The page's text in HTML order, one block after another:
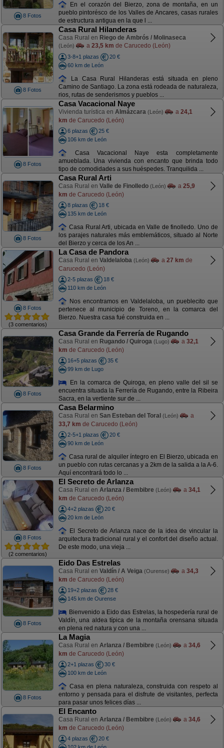
8 Fotos
En el corazón del Bierzo, zona de montaña, en un
pueblo pintorésco de los Valles de Ancares, casas rurales
de estructura antigua en la que l ...
8 Fotos
Casa Rural Hilanderas
Casa Rural en Riego de Ambrós / Molinaseca
(León) a 23,5 km de Carucedo (León)
3-8+1 plazas
20 €
60 km de León
La Casa Rural Hilanderas está situada en pleno
Camino de Santiago. La zona está rodeada de naturaleza,
rios, rutas de senderismos y pueblos ...
8 Fotos
Casa Vacacional Naye
Vivienda turística en Almázcara (León) a 24,1
km de Carucedo (León)
6 plazas
25 €
106 km de León
Casa Vacacional Naye esta completamente
amueblada. Una vivienda con encanto que brinda todo
tipo de comodidades a sus huéspedes. Tranquilida ...
8 Fotos
Casa Rural Arti
Casa Rural en Valle de Finolledo (León) a 25,9
km de Carucedo (León)
8 plazas
18 €
135 km de León
Casa Rural Arti, ubicada en Valle de finolledo. Uno de
los parajes naturales más emblemáticos, situado al Norte
del Bierzo y cerca de los An ...
8 Fotos
(3 comentarios)
La Casa de Pandora
Casa Rural en Valdelaloba (León) a 27 km de
Carucedo (León)
2-5 plazas
18 €
110 km de León
Nos encontramos en Valdelaloba, un pueblecito que
pertenece al municipio de Toreno, en la comarca del
Bierzo. Nuestra casa fué construida en ...
8 Fotos
Casa Grande da Ferrería de Rugando
Casa Rural en Rugando / Quiroga (Lugo) a 32,1
km de Carucedo (León)
16+5 plazas
35 €
99 km de Lugo
En la comarca de Quiroga, en pleno valle del sil se
encuentra situada la Ferrería de Rugando, entre la Ribeira
Sacra, en la vertiente sur de ...
8 Fotos
Casa Belarmino
Casa Rural en San Esteban del Toral (León)
a
33,7 km de Carucedo (León)
2-5+1 plazas
20 €
90 km de León
Casa rural de alquiler íntegro en El Bierzo, ubicada en
un pueblo con rutas cercanas y a 2km de la salida a la A-6.
Aquí encontrará todo lo ...
8 Fotos
(2 comentarios)
El Secreto de Arlanza
Casa Rural en Arlanza / Bembibre (León) a 34,1
km de Carucedo (León)
4+2 plazas
20 €
20 km de León
El Secreto de Arlanza nace de la idea de vincular la
arquitectura tradicional rural y el confort del diseño actual.
De este modo, una vieja ...
8 Fotos
Eido Das Estrelas
Casa Rural en Valdín / A Veiga (Ourense) a 34,3
km de Carucedo (León)
19+2 plazas
28 €
145 km de Ourense
Bienvenido a Eido das Estrelas, la hospedería rural de
Valdín, una aldea típica de la montaña orensana situada
en plena red natura y con una ...
8 Fotos
La Magia
Casa Rural en Arlanza / Bembibre (León) a 34,6
km de Carucedo (León)
2+1 plazas
30 €
100 km de León
Casa en plena naturaleza, construida con respeto al
entorno y pensada para el disfrute de visitantes, perfecta
para pasar unos felices días ...
El Encanto
Casa Rural en Arlanza / Bembibre (León) a 34,6
km de Carucedo (León)
4 plazas
20 €